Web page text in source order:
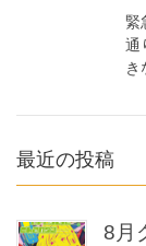
緊
通
き
最近の投稿
8月